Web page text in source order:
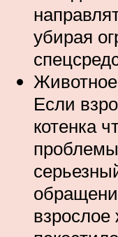
убирая
Если
котенка
взрослое